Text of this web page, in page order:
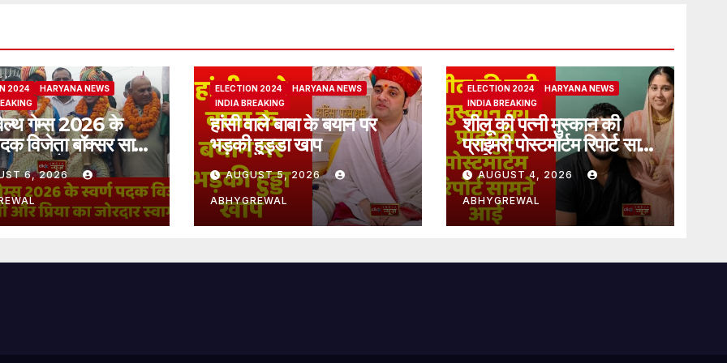
2024
HARYANA NEWS
गेम्स 2026 के
विजेता बॉक्सर साक्षी
का जोरदार स्वागत
6, 2026
ELECTION 2024
HARYANA NEWS
INDIA BREAKING
हांसी वाले बाबा के बयान पर
भड़की हुड्डा खाप
AUGUST 5, 2026
ABHYGREWAL
ELECTION 2024
HARYANA NEWS
INDIA BREAKING
शीलू की पत्नी मुस्कान की
प्राइमरी पोस्टमॉर्टम रिपोर्ट सामने
आईAUGUST 4, 2026
ABHYGREWAL